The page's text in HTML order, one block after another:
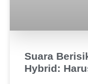
Suara
Hybrid: